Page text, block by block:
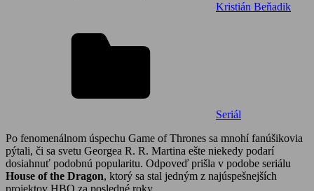
Kristián Beňadik
Seriál
Po fenomenálnom úspechu Game of Thrones sa mnohí fanúšikovia
pýtali, či sa svetu Georgea R. R. Martina ešte niekedy podarí
dosiahnuť podobnú popularitu. Odpoveď prišla v podobe seriálu
House of the Dragon, ktorý sa stal jedným z najúspešnejších